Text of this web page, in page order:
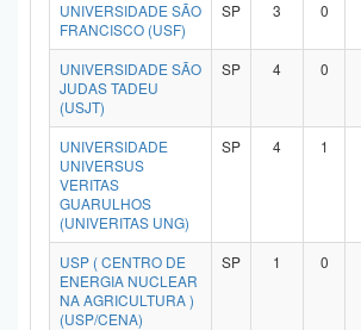
UNIVERSIDADE SÃO
FRANCISCO (USF)
SP 3 0
UNIVERSIDADE SÃO
JUDAS TADEU
(USJT)
SP 4 0
UNIVERSIDADE
UNIVERSUS
VERITAS
GUARULHOS
(UNIVERITAS UNG)
SP 4 1
USP ( CENTRO DE
ENERGIA NUCLEAR
NA AGRICULTURA )
(USP/CENA)
SP 1 0